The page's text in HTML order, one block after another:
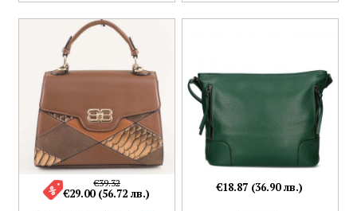
€39.32
€29.00 (56.72 лв.) €18.87 (36.90 лв.)